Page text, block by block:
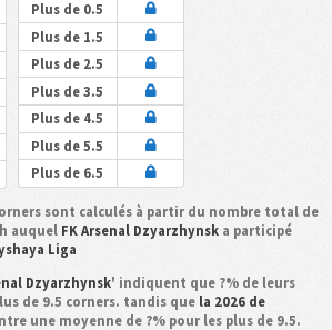
Plus de 0.5
Plus de 1.5
Plus de 2.5
Plus de 3.5
Plus de 4.5
Plus de 5.5
Plus de 6.5
sont calculés à partir du nombre total de
auquel FK Arsenal Dzyarzhynska participé
Liga
Dzyarzhynsk' indiquent que ?% de leurs
de 9.5 corners. tandis que la 2026 de
une moyenne de ?% pour les plus de 9.5.